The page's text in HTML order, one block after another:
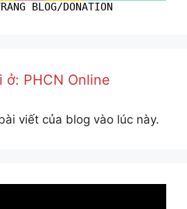
BLOG/DONATION
ở: PHCN Online
viết của blog vào lúc này.